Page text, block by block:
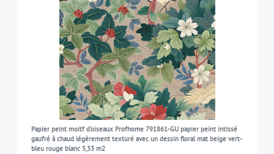
Papier peint moitf d'oiseaux Profhome 791861-GU papier peint intissé
gaufré à chaud légèrement texturé avec un dessin floral mat beige vert-
bleu rouge blanc 5,33 m2